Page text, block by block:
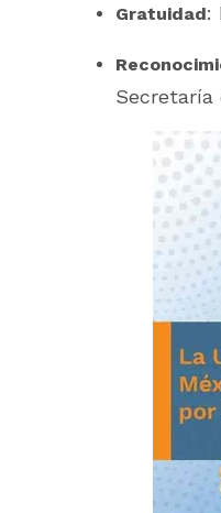
Gratuidad:
Secretaría